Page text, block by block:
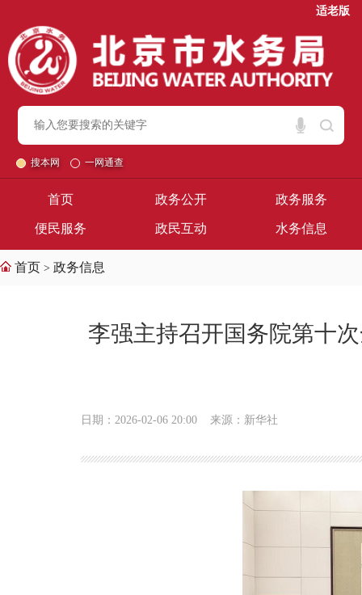
适老版
搜本网 一网通查
首页 政务公开 政务服务
便民服务 政民互动 水务信息
首页 > 政务信息
李强主持召开国务院第十
日期：2026-02-06 20:00 来源：新华社